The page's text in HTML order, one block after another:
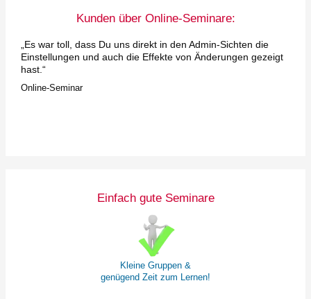
Kunden über Online-Seminare:
„Es war toll, dass Du uns direkt in den Admin-Sichten die
Einstellungen und auch die Effekte von Änderungen gezeigt
hast.“
Online-Seminar
Einfach gute Seminare
Kleine Gruppen &
genügend Zeit zum Lernen!